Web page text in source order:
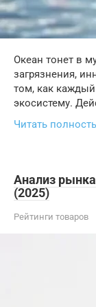
Океан тонет в
загрязнения,
том, как
экосистему.
Читать
Анализ
(2025)
Рейтинги товаров